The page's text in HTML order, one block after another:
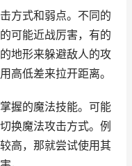
方式和弱点。不同的
可能近战厉害，有的
地形来躲避敌人的攻
高低差来拉开距离。
握的魔法技能。可能
换魔法攻击方式。例
高，那就尝试使用其